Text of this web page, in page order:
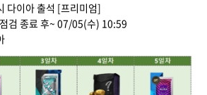
다이아 출석 [프리미엄]
검 종료 후~ 07/05(수) 10:59